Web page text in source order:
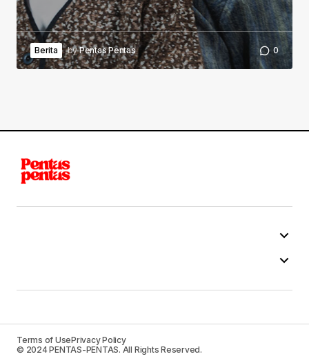
Berita byPentas Pentas 0
Terms of UsePrivacy Policy
© 2024 PENTAS-PENTAS. All Rights Reserved.